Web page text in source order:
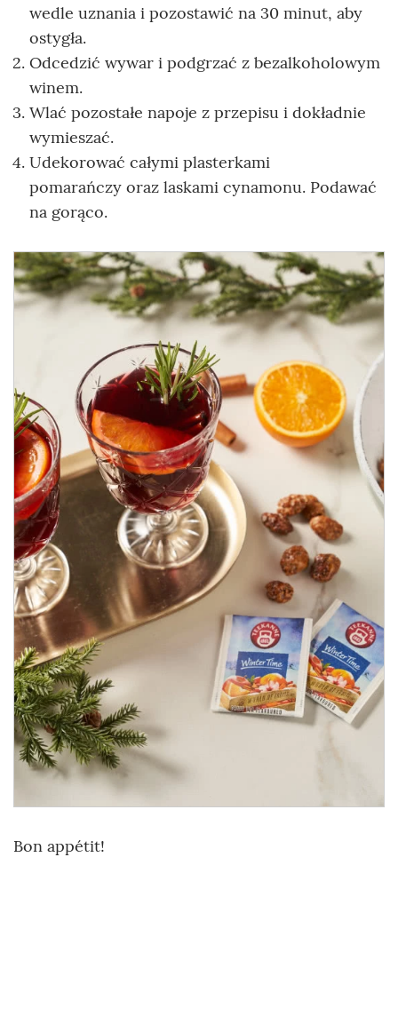
wedle uznania i pozostawić na 30 minut, aby
ostygła.
Odcedzić wywar i podgrzać z bezalkoholowym
winem.
Wlać pozostałe napoje z przepisu i dokładnie
wymieszać.
Udekorować całymi plasterkami
pomarańczy oraz laskami cynamonu. Podawać
na gorąco.
Bon appétit!